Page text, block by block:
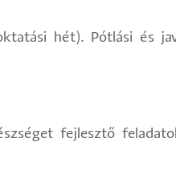
hét). Pótlási és
fejlesztő